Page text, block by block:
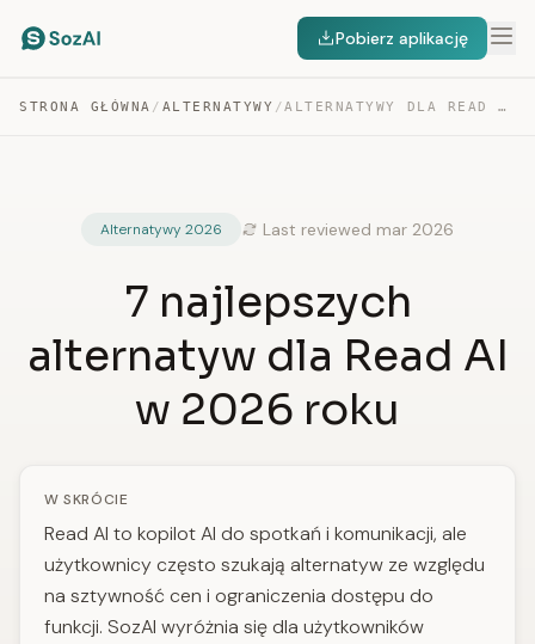
Pobierz aplikację
STRONA GŁÓWNA / ALTERNATYWY / ALTERNATYWY DLA READ AI
Alternatywy 2026 Last reviewed mar 2026
7 najlepszych
alternatyw dla Read AI
w 2026 roku
W SKRÓCIE
Read AI to kopilot AI do spotkań i komunikacji, ale
użytkownicy często szukają alternatyw ze względu
na sztywność cen i ograniczenia dostępu do
funkcji. SozAI wyróżnia się dla użytkowników